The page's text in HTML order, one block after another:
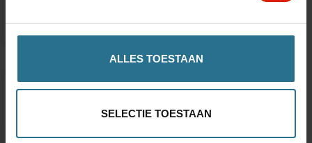
ALLES TOESTAAN
SELECTIE TOESTAAN